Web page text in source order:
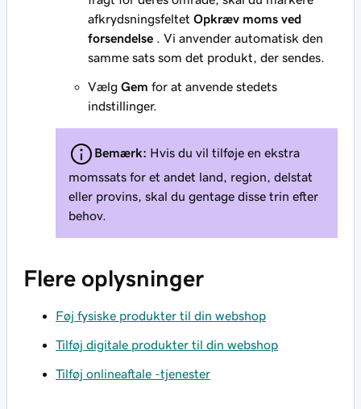
afkrydsningsfeltet Opkræv moms ved
forsendelse . Vi anvender automatisk den
samme sats som det produkt, der sendes.
Vælg Gem for at anvende stedets
indstillinger.
Bemærk: Hvis du vil tilføje en ekstra
momssats for et andet land, region, delstat
eller provins, skal du gentage disse trin efter
behov.
Flere oplysninger
Føj fysiske produkter til din webshop
Tilføj digitale produkter til din webshop
Tilføj onlineaftale -tjenester